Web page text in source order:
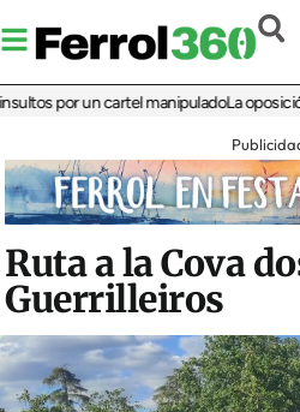
un cartel manipuladoLa oposición
Ruta a la Cova
Guerrilleiros